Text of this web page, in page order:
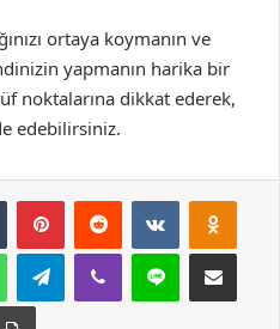
ortaya koymanın ve
yapmanın harika bir
noktalarına dikkat ederek,
edebilirsiniz.
Tumblr PinterestReddit VKontakte
WhatsAppTelegramViber Line E-Posta ile
Yazdır